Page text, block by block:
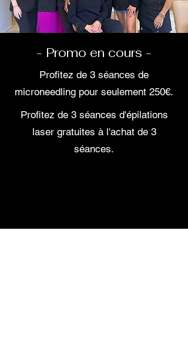
- Promo en cours -
Profitez de 3 séances de
microneedling pour seulement 250€.
Profitez de 3 séances d'épilations
laser gratuites à l'achat de 3
séances.